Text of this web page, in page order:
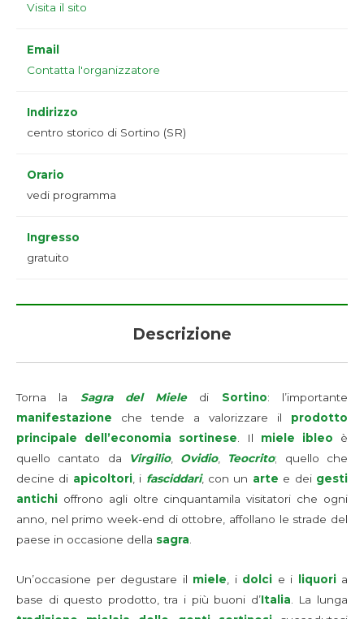
Visita il sito
Email
Contatta l'organizzatore
Indirizzo
centro storico di Sortino (SR)
Orario
vedi programma
Ingresso
gratuito
Descrizione
Torna la Sagra del Mieledi Sortino: l’importante
manifestazione che tende a valorizzare il prodotto
principale dell’economia sortinese. Il miele ibleo è
quello cantato da
Virgilio, Ovidio, Teocrito; quello che
decine di apicoltori, i fasciddari, con un arte e dei gesti
antichi offrono agli oltre cinquantamila visitatori che ogni
anno, nel primo week-end di ottobre, affollano le strade del
paese in occasione della sagra.
Un’occasione per degustare il miele, i dolci e i liquoria
base di questo prodotto, tra i più buoni d’Italia. La lunga